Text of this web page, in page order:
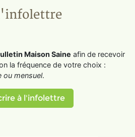
Maison Saine afin de recevoir
la fréquence de votre choix :
ou mensuel.
à l'infolettre